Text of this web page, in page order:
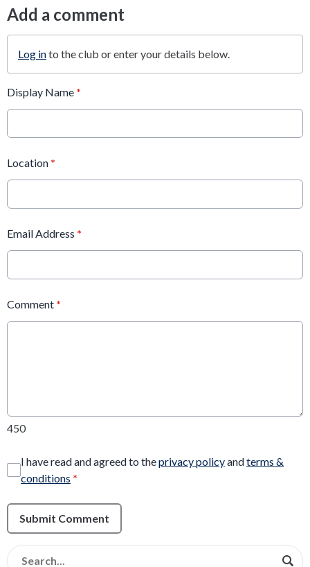
Add a comment
Log into the club or enter your details below.
Display Name *
Location *
Email Address *
Comment *
450
I have read and agreed to theprivacy policyandterms &
conditions *
Submit Comment